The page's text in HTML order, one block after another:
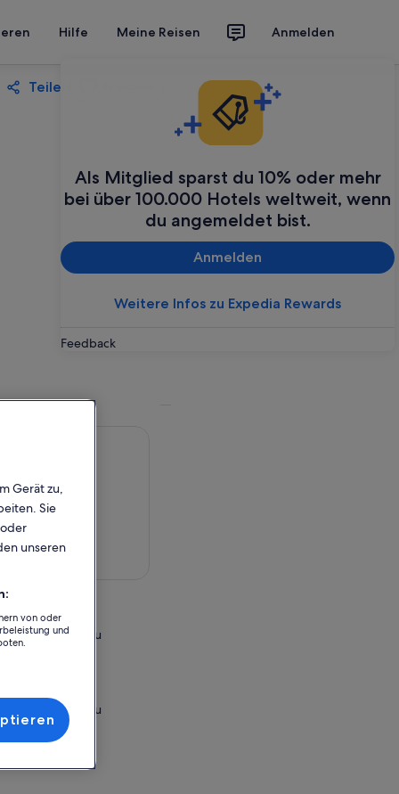
Hilfe Meine Reisen Anmelden
Als Mitglied sparst du 10% oder mehr
bei über 100.000 Hotels weltweit, wenn
du angemeldet bist.
Anmelden
Weitere Infos zu Expedia Rewards
Feedback
Teilen
- Opunohu
- Opunohu
Polynesia
Gerät zu,
Sie
unseren
von oder
und